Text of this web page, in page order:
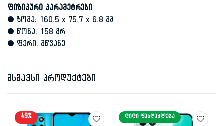
ფიზიკური პარამეტრები
• ზომა: 160.5 x 75.7 x 6.8 მმ
• წონა: 158 გრ
• ფერი: მწვანე
მსგავსი პროდუქტები
49% ᲓᲘᲓᲘ ᲤᲐᲡᲓᲐᲙᲚᲔᲑᲐ